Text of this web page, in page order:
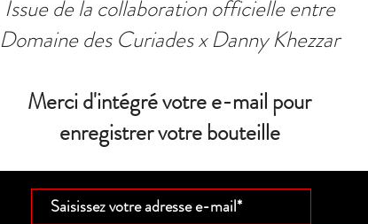
Issue de la collaboration officielle entre
Domaine des Curiades x Danny Khezzar
Merci d'intégré votre e-mail pour
enregistrer votre bouteille